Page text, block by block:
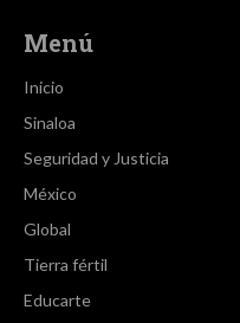
Menú
Inicio
Sinaloa
Seguridad y Justicia
México
Global
Tierra fértil
Educarte